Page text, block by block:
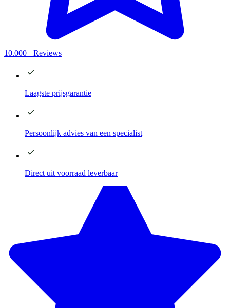
10.000+ Reviews
Laagste prijsgarantie
Persoonlijk advies van een specialist
Direct uit voorraad leverbaar